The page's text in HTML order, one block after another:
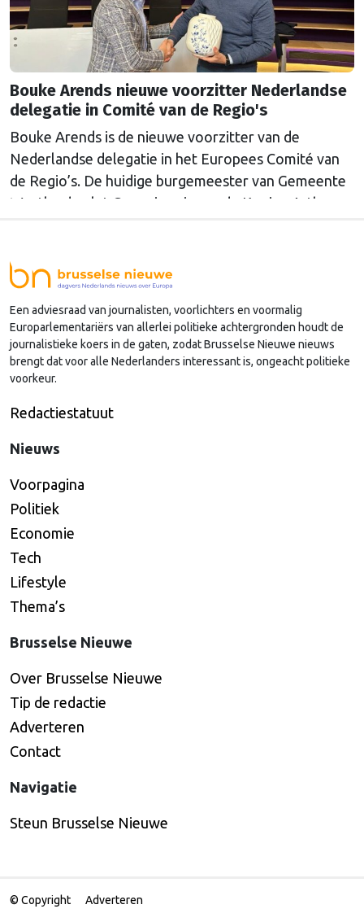
Bouke Arends nieuwe voorzitter Nederlandse
delegatie in Comité van de Regio's
Bouke Arends is de nieuwe voorzitter van de
Nederlandse delegatie in het Europees Comité van
de Regio’s. De huidige burgemeester van Gemeente
Westland volgt Commissaris van de Koning Arthur
Nederlandse regio’s behoorlijk succesvol in hun
lobby in Brussel, en dat komt vooral omdat …
Continued
Een adviesraad van journalisten, voorlichters en voormalig
Europarlementariërs van allerlei politieke achtergronden houdt de
journalistieke koers in de gaten, zodat Brusselse Nieuwe nieuws
brengt dat voor alle Nederlanders interessant is, ongeacht politieke
voorkeur.
Redactiestatuut
Nieuws
Voorpagina
Politiek
Economie
Tech
Lifestyle
Thema’s
Brusselse Nieuwe
Over Brusselse Nieuwe
Tip de redactie
Adverteren
Contact
Navigatie
Steun Brusselse Nieuwe
© Copyright Adverteren